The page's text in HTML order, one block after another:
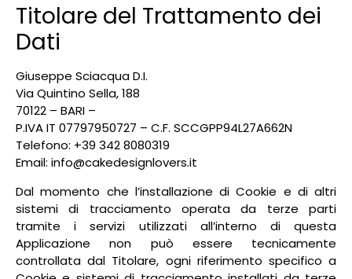
Titolare del Trattamento dei
Dati
Giuseppe Sciacqua D.I.
Via Quintino Sella, 188
70122 – BARI –
P.IVA IT 07797950727 – C.F. SCCGPP94L27A662N
Telefono: +39 342 8080319
Email: info@cakedesignlovers.it
Dal momento che l’installazione di Cookie e di altri
sistemi di tracciamento operata da terze parti
tramite i servizi utilizzati all’interno di questa
Applicazione non può essere tecnicamente
controllata dal Titolare, ogni riferimento specifico a